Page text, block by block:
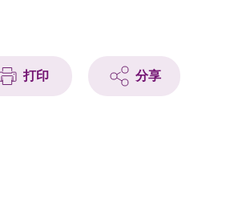
打印 分享